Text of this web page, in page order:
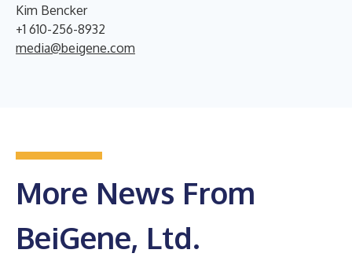
Kim Bencker
+1 610-256-8932
media@beigene.com
More News From
BeiGene, Ltd.